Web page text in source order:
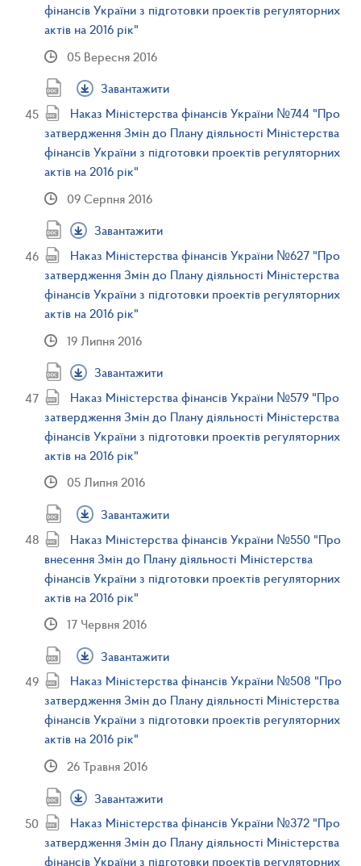
фінансів України з підготовки проектів регуляторних
актів на 2016 рік"
05 Вересня 2016
Завантажити
Наказ Міністерства фінансів України №744 "Про
затвердження Змін до Плану діяльності Міністерства
фінансів України з підготовки проектів регуляторних
актів на 2016 рік"
09 Серпня 2016
Завантажити
Наказ Міністерства фінансів України №627 "Про
затвердження Змін до Плану діяльності Міністерства
фінансів України з підготовки проектів регуляторних
актів на 2016 рік"
19 Липня 2016
Завантажити
Наказ Міністерства фінансів України №579 "Про
затвердження Змін до Плану діяльності Міністерства
фінансів України з підготовки проектів регуляторних
актів на 2016 рік"
05 Липня 2016
Завантажити
Наказ Міністерства фінансів України №550 "Про
внесення Змін до Плану діяльності Міністерства
фінансів України з підготовки проектів регуляторних
актів на 2016 рік"
17 Червня 2016
Завантажити
Наказ Міністерства фінансів України №508 "Про
затвердження Змін до Плану діяльності Міністерства
фінансів України з підготовки проектів регуляторних
актів на 2016 рік"
26 Травня 2016
Завантажити
Наказ Міністерства фінансів України №372 "Про
затвердження Змін до Плану діяльності Міністерства
фінансів України з підготовки проектів регуляторних